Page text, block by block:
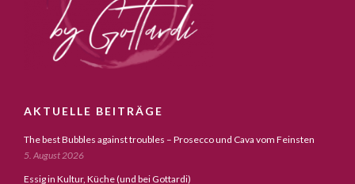
AKTUELLE BEITRÄGE
The best Bubbles against troubles – Prosecco und Cava vom Feinsten
5. August 2026
Essig in Kultur, Küche (und bei Gottardi)